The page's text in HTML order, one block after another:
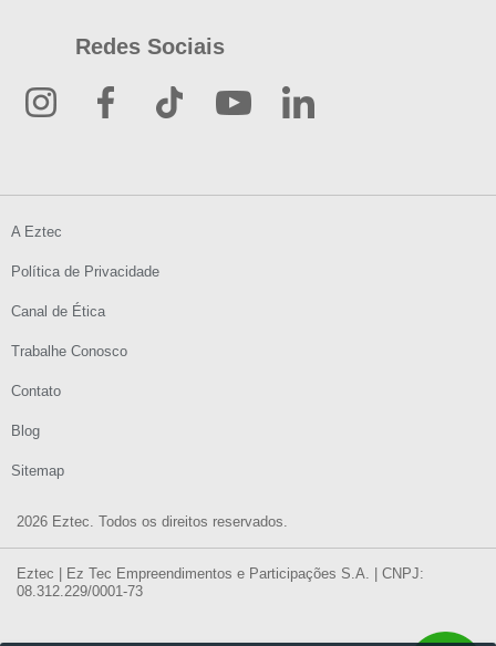
Redes Sociais
2026 Eztec. Todos os direitos reservados.
A Eztec
Política de Privacidade
Canal de Ética
Trabalhe Conosco
Contato
Blog
Sitemap
Eztec | Ez Tec Empreendimentos e Participações S.A. | CNPJ:
08.312.229/0001-73